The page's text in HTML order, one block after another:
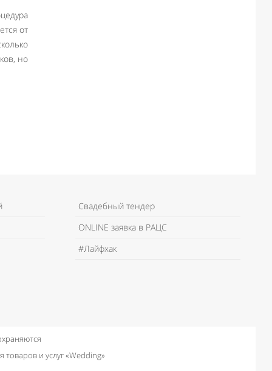
от
но
Свадебный тендер
ONLINE заявка в РАЦС
#Лайфхак
товаров и услуг «Wedding»